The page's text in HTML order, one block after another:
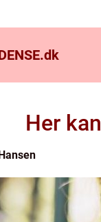
dk
Her